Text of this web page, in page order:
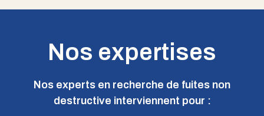
Nos expertises
Nos experts en recherche de fuites non
destructive interviennent pour :